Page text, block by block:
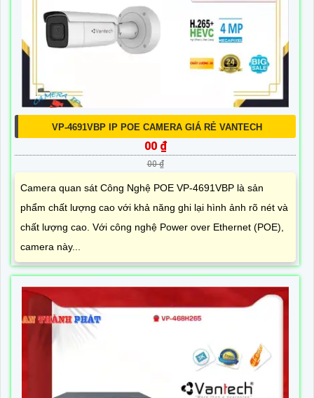
VP-4691VBP IP POE CAMERA GIÁ RẺ VANTECH
00 ₫
00 ₫
Camera quan sát Công Nghệ POE VP-4691VBP là sản
phẩm chất lượng cao với khả năng ghi lại hình ảnh rõ nét và
chất lượng cao. Với công nghệ Power over Ethernet (POE),
camera này...